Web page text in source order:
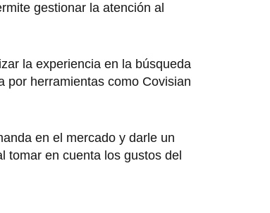
gestionar la atención al
la experiencia en la búsqueda
por herramientas como Covisian
en el mercado y darle un
tomar en cuenta los gustos del